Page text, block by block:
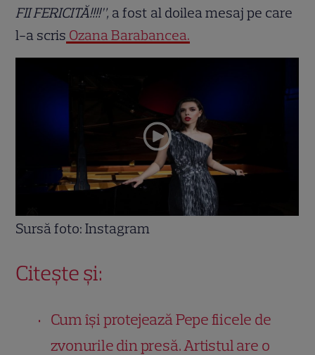
FII FERICITĂ!!!!”, a fost al doilea mesaj pe care
l-a scris Ozana Barabancea.
Sursă foto: Instagram
Citește și:
Cum își protejează Pepe fiicele de
zvonurile din presă. Artistul are o